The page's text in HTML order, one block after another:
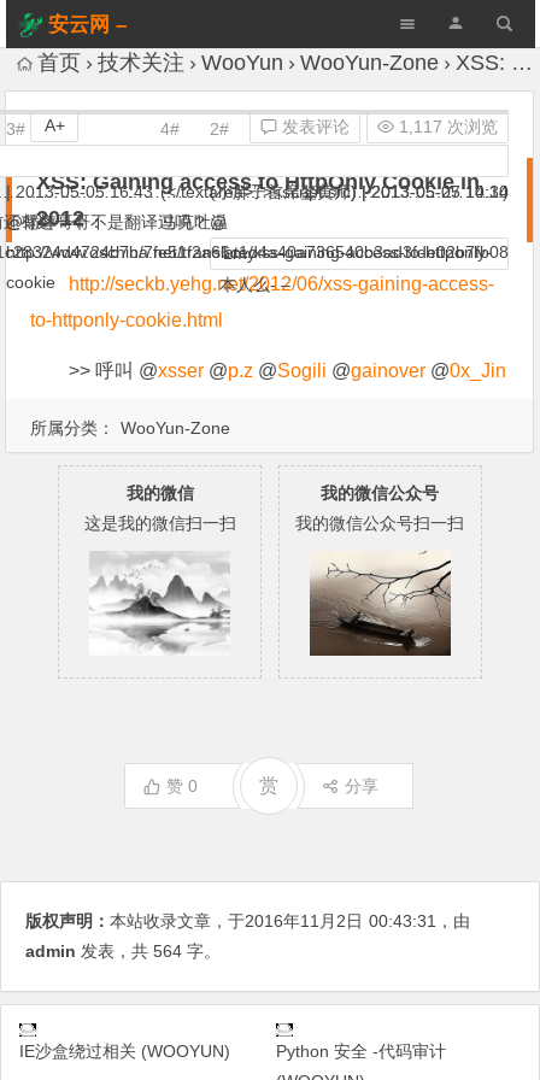
安云网 –
AnYun.ORG
首页 技术关注 WooYun WooYun-Zone XSS: Gaining access to HttpOnly Cookie in 2012
XSS: Gaining access to HttpOnly Cookie in
2012
发表评论 1,117 次浏览
A+
所属分类： WooYun-Zone
http://seckb.yehg.net/2012/06/xss-gaining-access-
to-httponly-cookie.html
>> 呼叫 @xsser @p.z @Sogili @gainover @0x_Jin
2#
(小胖子首席鉴黄师) |2013-05-05 14:30
@
Lmy
本人么- –
3#
| 2013-05-05 16:43
@蟋蟀哥哥不是翻译过吗？
http://www.oschina.net/translate/xss-gaining-access-to-httponly-
cookie
4#
(</textarea>’”><script src) |2013-05-27 10:14
马克吐温
有这一个：
7fe51f2a66c1d4a40a736540b3ad3fde02b7fb08
我的微信
这是我的微信扫一扫
我的微信公众号
我的微信公众号扫一扫
赞 0 赏 分享
版权声明： 本站收录文章，于2016年11月2日 00:43:31 ，由
admin 发表，共 564 字。
IE沙盒绕过相关 (WOOYUN)
Python 安全 -代码审计